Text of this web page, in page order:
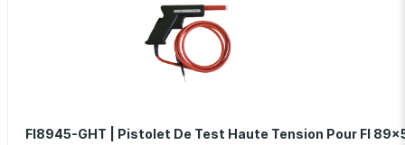
FI8945-GHT | Pistolet De Test Haute Tension Pour FI